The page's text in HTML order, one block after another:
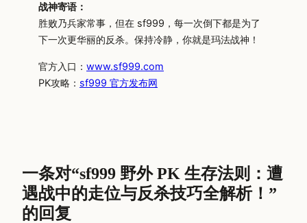
战神寄语：
胜败乃兵家常事，但在 sf999，每一次倒下都是为了
下一次更华丽的反杀。保持冷静，你就是玛法战神！
官方入口： www.sf999.com
PK攻略： sf999 官方发布网
一条对“sf999 野外 PK 生存法则：遭
遇战中的走位与反杀技巧全解析！”
的回复